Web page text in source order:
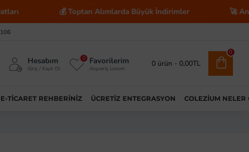
💰 Toptan Alımlarda Büyük İndirimler 🚀 Anahtar
Hesabım
Giriş / Kayıt Ol
Favorilerim
Alışveriş Listem
0
0 ürün - 0,00TL
0
E-TICARET REHBERINIZ ÜCRETIZ ENTEGRASYON COLEZIUM NELER